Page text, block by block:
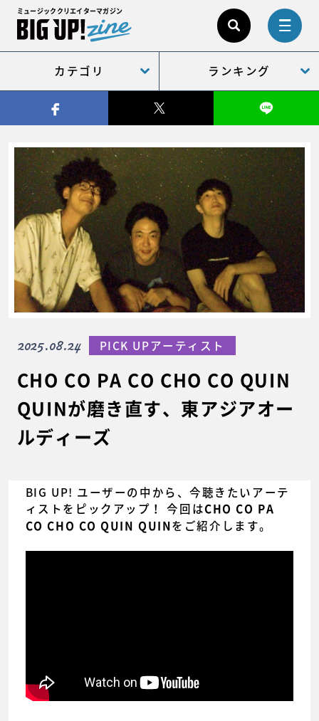
ミュージッククリエイターマガジン
カテゴリ ランキング
CHO CO PA CO CHO CO QUIN
QUINが磨き直す、東アジアオー
ルディーズ
2025.08.24 PICK UPアーティスト
BIG UP! ユーザーの中から、今聴きたいアーテ
ィストをピックアップ！ 今回はCHO CO PA
CO CHO CO QUIN QUINをご紹介します。